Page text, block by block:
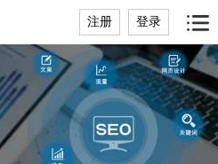
注册 登录